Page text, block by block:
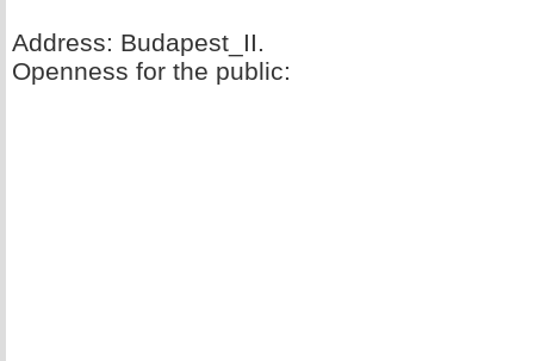
Address: Budapest_II.
Openness for the public: